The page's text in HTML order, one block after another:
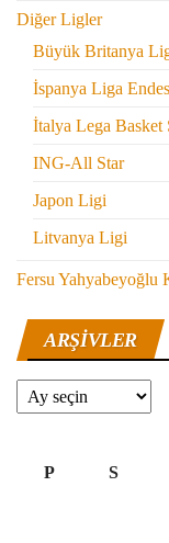
Diğer Ligler
Büyük Britanya
İspanya Liga
İtalya Lega Basket
ING-All Star
Japon Ligi
Litvanya Ligi
Fersu Yahyabeyoğlu
ARŞIVLER
Arşivler
P
S